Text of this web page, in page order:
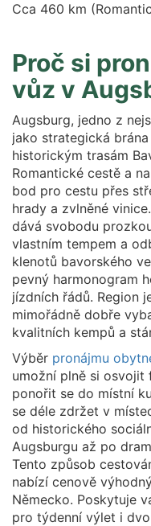
Cca 460 km
Proč si
vůz v
Augsburg, jedno z
jako strategická
historickým trasám
Romantické cestě a
bod pro cestu přes
hrady a zvlněné
dává svobodu
vlastním tempem a
klenotů bavorského
pevný harmonogram
jízdních řádů. Region
mimořádně dobře
kvalitních kempů a
Výběr pronájmu
umožní plně si osvojit
ponořit se do místní
se déle zdržet v
od historického
Augsburgu až po
Tento způsob
nabízí cenově
Německo. Poskytuje
pro týdenní výlet i